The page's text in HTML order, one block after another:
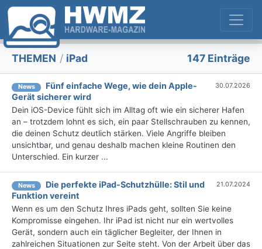
THEMEN / iPad 147 Einträge
News
Fünf einfache Wege, wie dein Apple-
Gerät sicherer wird
30.07.2026
Dein iOS-Device fühlt sich im Alltag oft wie ein sicherer Hafen
an – trotzdem lohnt es sich, ein paar Stellschrauben zu kennen,
die deinen Schutz deutlich stärken. Viele Angriffe bleiben
unsichtbar, und genau deshalb machen kleine Routinen den
Unterschied. Ein kurzer ...
News
Die perfekte iPad-Schutzhülle: Stil und
Funktion vereint
21.07.2024
Wenn es um den Schutz Ihres iPads geht, sollten Sie keine
Kompromisse eingehen. Ihr iPad ist nicht nur ein wertvolles
Gerät, sondern auch ein täglicher Begleiter, der Ihnen in
zahlreichen Situationen zur Seite steht. Von der Arbeit über das